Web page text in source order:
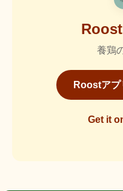
養鶏
Roostアプ
Get it